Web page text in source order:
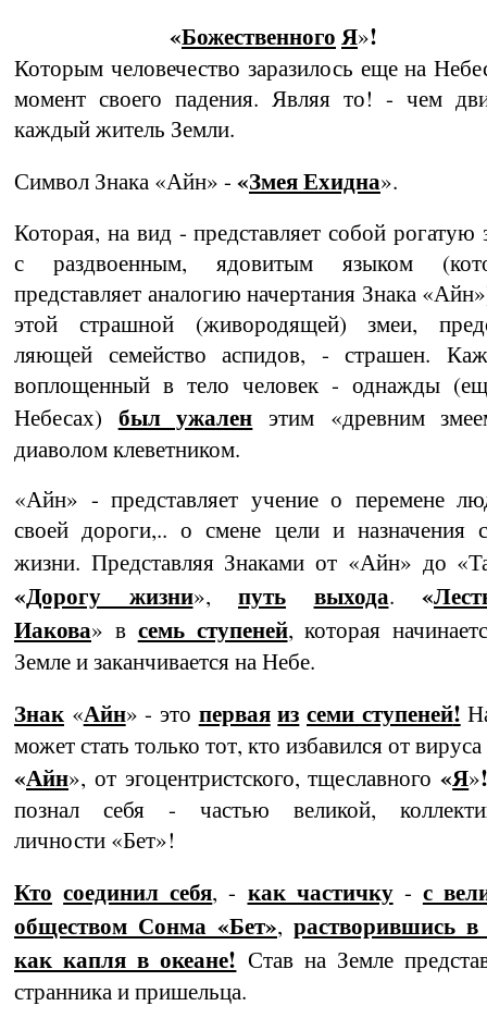
«БожественногоЯ»!
Которым человечество заразилось еще на
момент своего падения. Являя то! - чем
каждый житель Земли.
Символ Знака «Айн» - «Змея Ехидна».
Которая, на вид - представляет собой рогатую
с раздвоенным, ядовитым языком
представляет аналогию начертания Знака
этой страшной (живородящей) змеи,
ляющей семейство аспидов, - страшен.
воплощенный в тело человек - однажды
Небесах) был ужален этим «древним
диаволом клеветником.
«Айн» - представляет учение о перемене
своей дороги,.. о смене цели и назначения
жизни. Представляя Знаками от «Айн» до
«Дорогу жизни», путь выхода. «
Иакова» в семь ступеней,которая
Земле и заканчивается на Небе.
Знак «Айн» - это первая из семи ступеней!
может стать только тот, кто избавился от
«Айн», от эгоцентристского, тщеслав­ного«Я»
познал себя - частью великой,
личности «Бет»!
Кто соединил себя, - как частичку- с
обществом Сонма «Бет», растворив­шись
как капля в океане! Став на Зем­ле
странника и пришельца.